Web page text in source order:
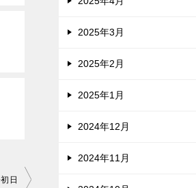
日
2025年3月
2025年2月
2025年1月
2024年12月
2024年11月